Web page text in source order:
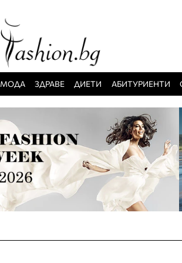
МОДА ЗДРАВЕ ДИЕТИ АБИТУРИЕНТИ